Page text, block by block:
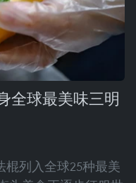
全球最美味三明
棍列入全球25种最美